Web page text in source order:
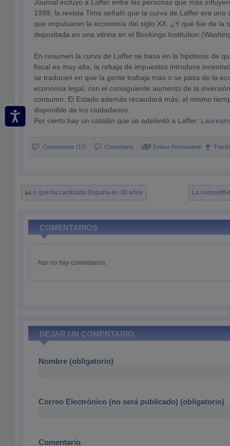
Journal incluyó a Laffer entre las personas que más
1999, la revista Time señaló que la curva de Laffer era uno
que impulsaron la economía del siglo XX. ¿Y qué fue de la
depositada en una vitrina en el Bookings Institution
En resumen la curva de Laffer se basa en la hipótesis de
fiscal es muy alta, la rebaja de impuestos introduce
se traducen en que la gente trabaja más o se pasa de la
economía legal, con el consiguiente aumento de la
consumo. El Estado además recaudará más, al mismo
disponible de los ciudadanos.
Por cierto hay un catalán que se adelantó a Laffer:
Comentarios (17) Comentario Enlace Permanente
Lo que ha cambiado España en 30 años La
COMENTARIOS
Aún no hay comentarios.
DEJAR UN COMENTARIO
Nombre (obligatorio)
Correo Electrónico (no será publicado) (obligatorio)
Comentario